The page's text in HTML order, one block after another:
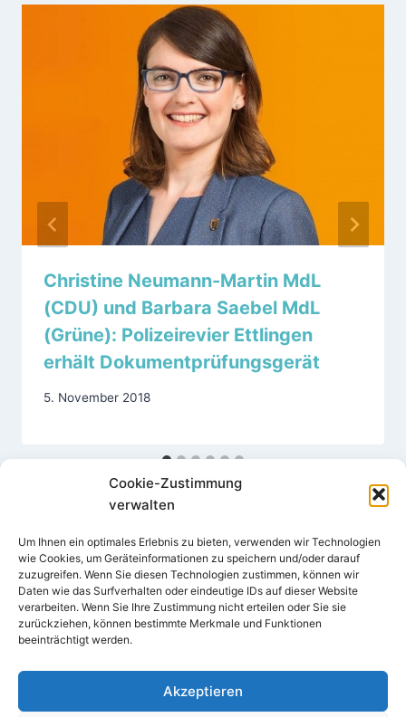
Cookie-Zustimmung
verwalten
Um Ihnen ein optimales Erlebnis zu bieten, verwenden wir Technologien
wie Cookies, um Geräteinformationen zu speichern und/oder darauf
zuzugreifen. Wenn Sie diesen Technologien zustimmen, können wir
Daten wie das Surfverhalten oder eindeutige IDs auf dieser Website
verarbeiten. Wenn Sie Ihre Zustimmung nicht erteilen oder Sie sie
zurückziehen, können bestimmte Merkmale und Funktionen
beeinträchtigt werden.
Akzeptieren
Christine Neumann-Martin MdL
(CDU) und Barbara Saebel MdL
(Grüne): Polizeirevier Ettlingen
erhält Dokumentprüfungsgerät
5. November 2018
Impressum
Datenschutz